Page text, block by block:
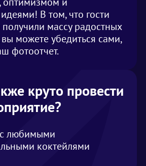
В том, что гости
массу радостных
можете убедиться сами,
фотоотчет.
круто провести
любимыми
коктейлями